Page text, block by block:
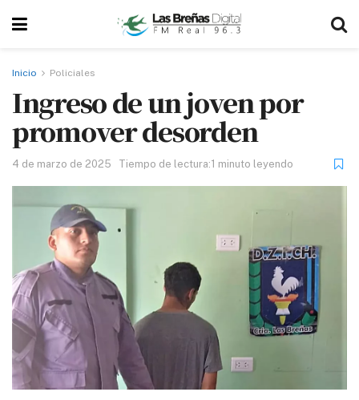
Inicio Policiales
Ingreso de un joven por
promover desorden
4 de marzo de 2025 Tiempo de lectura:1 minuto leyendo